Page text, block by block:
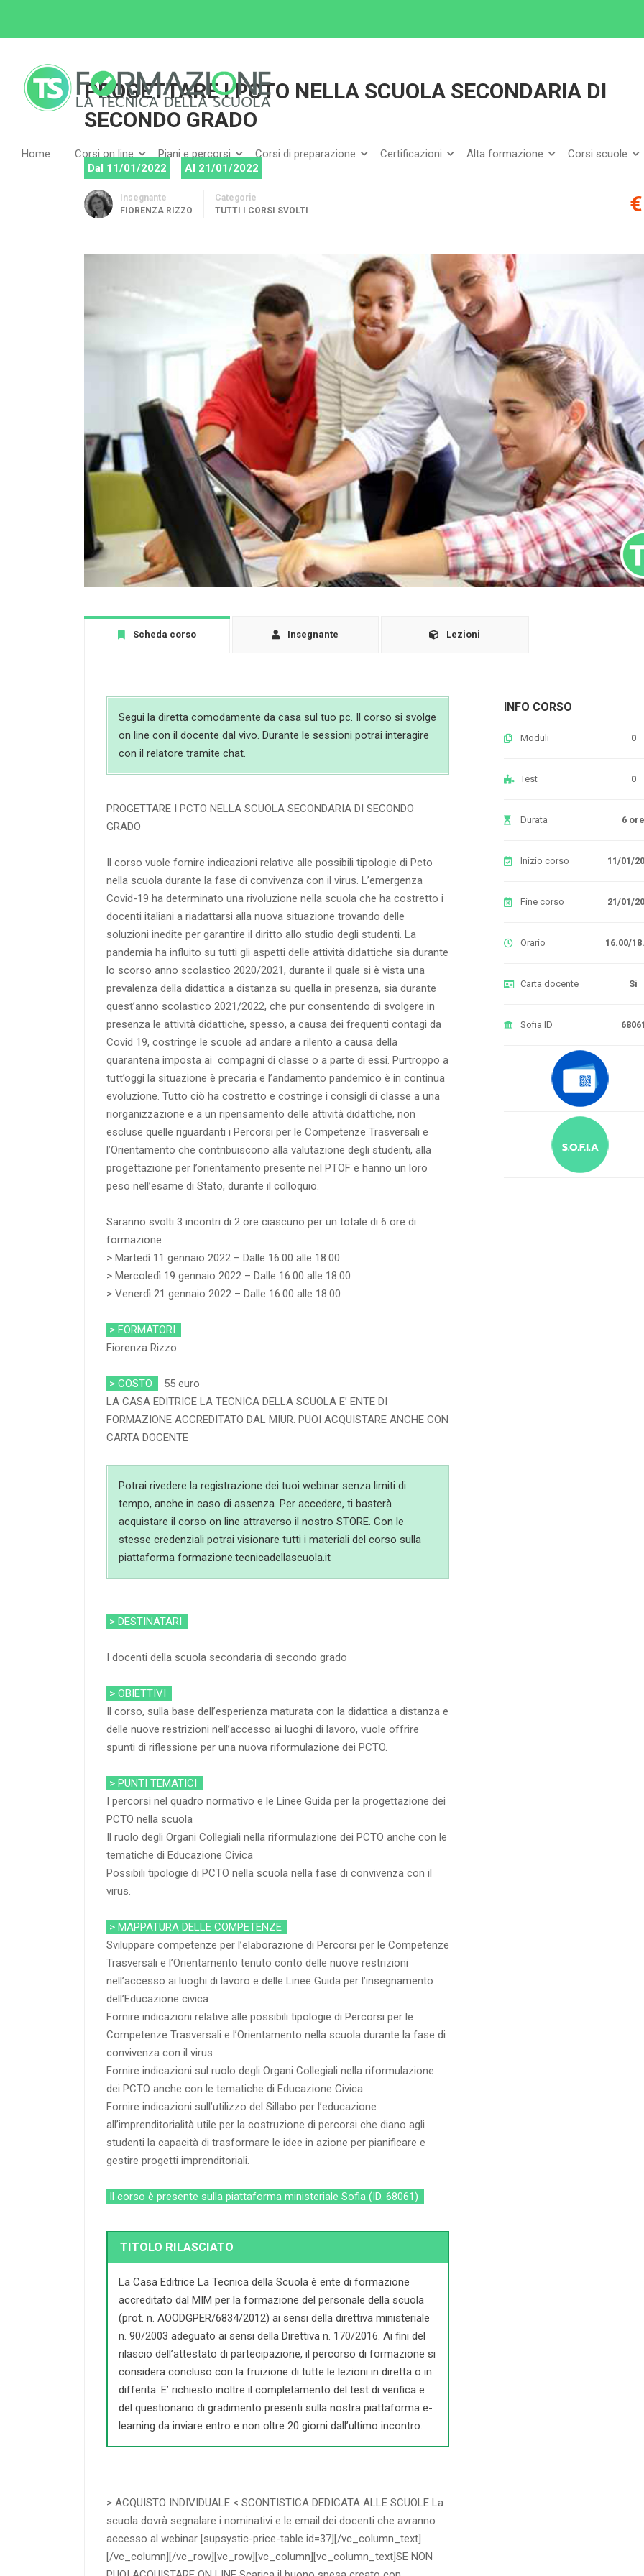
Home Corsi on line Piani e percorsi Corsi di preparazione Certificazioni Alta formazione Corsi scuole
PROGETTARE I PCTO NELLA SCUOLA SECONDARIA DI
SECONDO GRADO
Dal 11/01/2022 Al 21/01/2022
Insegnante
FIORENZA RIZZO
Categorie
TUTTI I CORSI SVOLTI
Scheda corso Insegnante Lezioni
Segui la diretta comodamente da casa sul tuo pc. Il corso si svolge
on line con il docente dal vivo. Durante le sessioni potrai interagire
con il relatore tramite chat.
PROGETTARE I PCTO NELLA SCUOLA SECONDARIA DI SECONDO
GRADO
Il corso vuole fornire indicazioni relative alle possibili tipologie di Pcto
nella scuola durante la fase di convivenza con il virus. L’emergenza
Covid-19 ha determinato una rivoluzione nella scuola che ha costretto i
docenti italiani a riadattarsi alla nuova situazione trovando delle
soluzioni inedite per garantire il diritto allo studio degli studenti. La
pandemia ha influito su tutti gli aspetti delle attività didattiche sia durante
lo scorso anno scolastico 2020/2021, durante il quale si è vista una
prevalenza della didattica a distanza su quella in presenza, sia durante
quest’anno scolastico 2021/2022, che pur consentendo di svolgere in
presenza le attività didattiche, spesso, a causa dei frequenti contagi da
Covid 19, costringe le scuole ad andare a rilento a causa della
quarantena imposta ai compagni di classe o a parte di essi. Purtroppo a
tutt’oggi la situazione è precaria e l’andamento pandemico è in continua
evoluzione. Tutto ciò ha costretto e costringe i consigli di classe a una
riorganizzazione e a un ripensamento delle attività didattiche, non
escluse quelle riguardanti i Percorsi per le Competenze Trasversali e
l’Orientamento che contribuiscono alla valutazione degli studenti, alla
progettazione per l’orientamento presente nel PTOF e hanno un loro
peso nell’esame di Stato, durante il colloquio.
Saranno svolti 3 incontri di 2 ore ciascuno per un totale di 6 ore di
formazione
> Martedì 11 gennaio 2022 – Dalle 16.00 alle 18.00
> Mercoledì 19 gennaio 2022 – Dalle 16.00 alle 18.00
> Venerdì 21 gennaio 2022 – Dalle 16.00 alle 18.00
> FORMATORI
Fiorenza Rizzo
> COSTO
55 euro
LA CASA EDITRICE LA TECNICA DELLA SCUOLA E’ ENTE DI
FORMAZIONE ACCREDITATO DAL MIUR. PUOI ACQUISTARE ANCHE CON
CARTA DOCENTE
Potrai rivedere la registrazione dei tuoi webinar senza limiti di
tempo, anche in caso di assenza. Per accedere, ti basterà
acquistare il corso on line attraverso il nostro STORE. Con le
stesse credenziali potrai visionare tutti i materiali del corso sulla
piattaforma formazione.tecnicadellascuola.it
> DESTINATARI
I docenti della scuola secondaria di secondo grado
> OBIETTIVI
Il corso, sulla base dell’esperienza maturata con la didattica a distanza e
delle nuove restrizioni nell’accesso ai luoghi di lavoro, vuole offrire
spunti di riflessione per una nuova riformulazione dei PCTO.
> PUNTI TEMATICI
I percorsi nel quadro normativo e le Linee Guida per la progettazione dei
PCTO nella scuola
Il ruolo degli Organi Collegiali nella riformulazione dei PCTO anche con le
tematiche di Educazione Civica
Possibili tipologie di PCTO nella scuola nella fase di convivenza con il
virus.
> MAPPATURA DELLE COMPETENZE
Sviluppare competenze per l’elaborazione di Percorsi per le Competenze
Trasversali e l’Orientamento tenuto conto delle nuove restrizioni
nell’accesso ai luoghi di lavoro e delle Linee Guida per l’insegnamento
dell’Educazione civica
Fornire indicazioni relative alle possibili tipologie di Percorsi per le
Competenze Trasversali e l’Orientamento nella scuola durante la fase di
convivenza con il virus
Fornire indicazioni sul ruolo degli Organi Collegiali nella riformulazione
dei PCTO anche con le tematiche di Educazione Civica
Fornire indicazioni sull’utilizzo del Sillabo per l’educazione
all’imprenditorialità utile per la costruzione di percorsi che diano agli
studenti la capacità di trasformare le idee in azione per pianificare e
gestire progetti imprenditoriali.
Il corso è presente sulla piattaforma ministeriale Sofia (ID. 68061)
TITOLO RILASCIATO
La Casa Editrice La Tecnica della Scuola è ente di formazione
accreditato dal MIM per la formazione del personale della scuola
(prot. n. AOODGPER/6834/2012) ai sensi della direttiva ministeriale
n. 90/2003 adeguato ai sensi della Direttiva n. 170/2016. Ai fini del
rilascio dell’attestato di partecipazione, il percorso di formazione si
considera concluso con la fruizione di tutte le lezioni in diretta o in
differita. E’ richiesto inoltre il completamento del test di verifica e
del questionario di gradimento presenti sulla nostra piattaforma e-
learning da inviare entro e non oltre 20 giorni dall’ultimo incontro.
> ACQUISTO INDIVIDUALE < SCONTISTICA DEDICATA ALLE SCUOLE La
scuola dovrà segnalare i nominativi e le email dei docenti che avranno
accesso al webinar [supsystic-price-table id=37][/vc_column_text]
[/vc_column][/vc_row][vc_row][vc_column][vc_column_text]SE NON
INFO CORSO
Moduli 0
Test 0
Durata 6 ore
Inizio corso 11/01/
Fine corso 21/01/
Orario 16.00/
Carta docente Si
Sofia ID